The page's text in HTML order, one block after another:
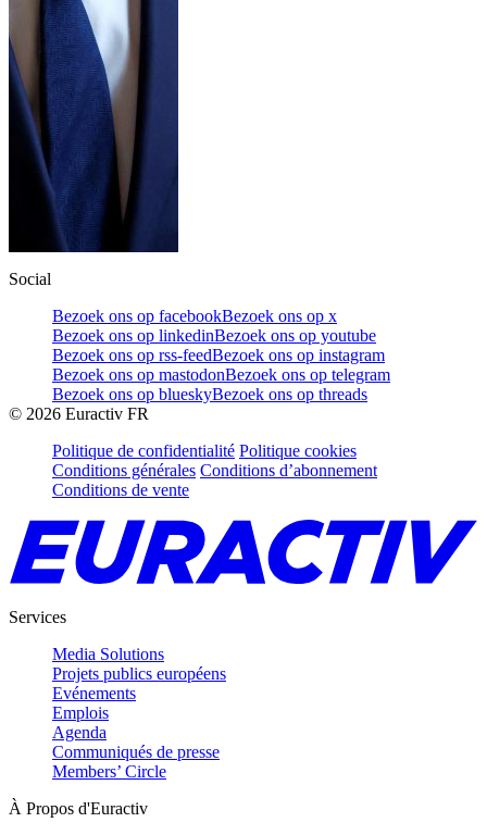
Social
Bezoek ons op facebookBezoek ons op x
Bezoek ons op linkedinBezoek ons op youtube
Bezoek ons op rss-feedBezoek ons op instagram
Bezoek ons op mastodonBezoek ons op telegram
Bezoek ons op blueskyBezoek ons op threads
© 2026 Euractiv FR
Politique de confidentialité Politique cookies
Conditions générales Conditions d’abonnement
Conditions de vente
Services
Media Solutions
Projets publics européens
Evénements
Emplois
Agenda
Communiqués de presse
Members’ Circle
À Propos d'Euractiv